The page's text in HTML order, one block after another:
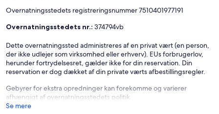
Overnatningsstedets registreringsnummer 7510401977191
Overnatningsstedets nr.: 374794vb
Dette overnatningssted administreres af en privat vært (en person,
der ikke udlejer som virksomhed eller erhverv). EUs forbrugerlov,
herunder fortrydelsesret, gælder ikke for din reservation. Din
reservation er dog dækket af din private værts afbestillingsregler.
Gebyrer for ekstra opredninger kan forekomme og varierer
afhængigt af overnatningsstedets politik
Se mere